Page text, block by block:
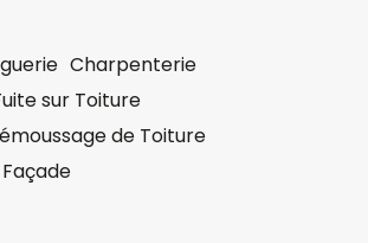
Charpenterie
sur Toiture
de Toiture